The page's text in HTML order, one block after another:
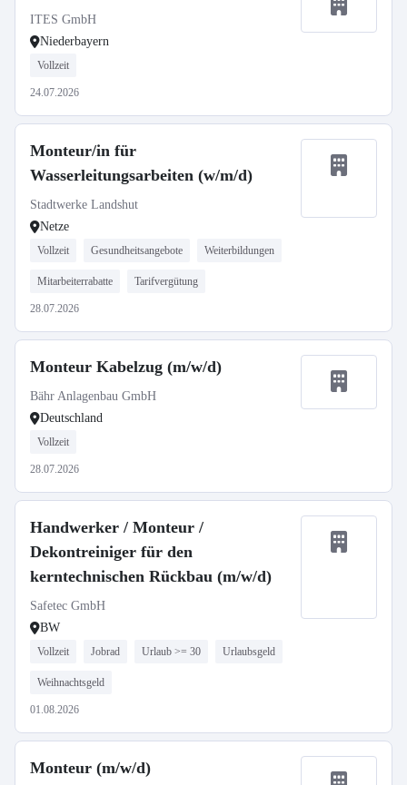
ITES GmbH
Niederbayern
Vollzeit
24.07.2026
Monteur/in für
Wasserleitungsarbeiten (w/m/d)
Stadtwerke Landshut
Netze
Vollzeit Gesundheitsangebote Weiterbildungen
Mitarbeiterrabatte Tarifvergütung
28.07.2026
Monteur Kabelzug (m/w/d)
Bähr Anlagenbau GmbH
Deutschland
Vollzeit
28.07.2026
Handwerker / Monteur /
Dekontreiniger für den
kerntechnischen Rückbau (m/w/d)
Safetec GmbH
BW
Vollzeit Jobrad Urlaub >= 30 Urlaubsgeld
Weihnachtsgeld
01.08.2026
Monteur (m/w/d)